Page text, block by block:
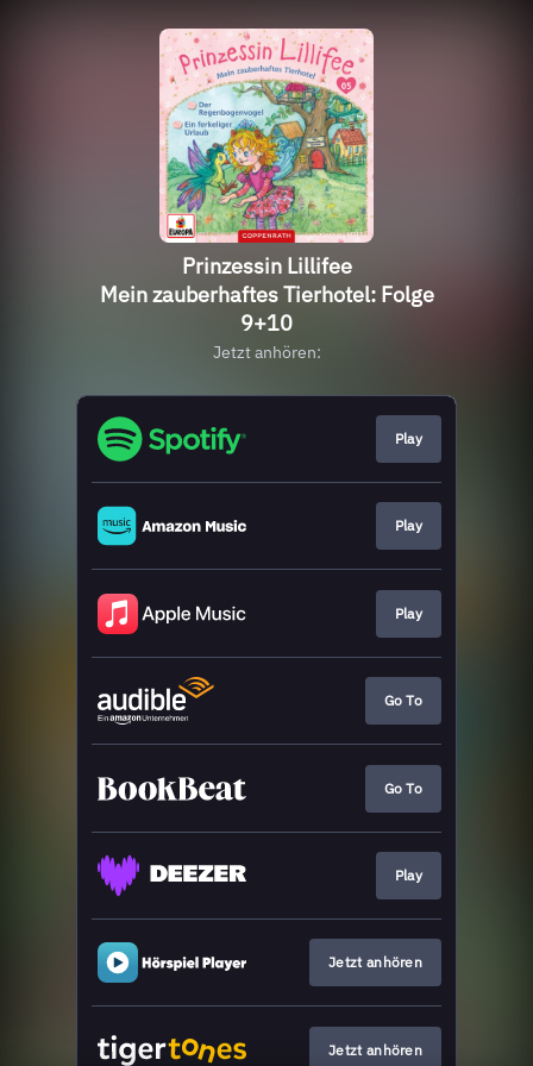
Prinzessin Lillifee
Mein zauberhaftes Tierhotel: Folge
9+10
Jetzt anhören:
Play
Play
Play
Go To
Go To
Play
Jetzt anhören
Jetzt anhören